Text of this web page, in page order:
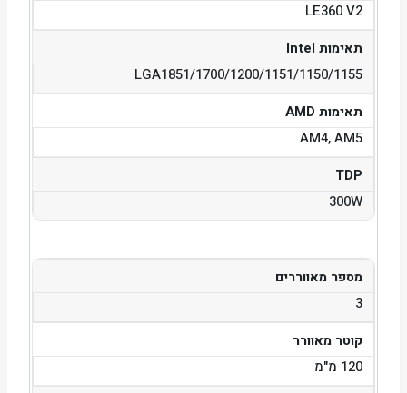
LE360 V2
תאימות Intel
LGA1851/1700/1200/1151/1150/1155
תאימות AMD
AM4, AM5
TDP
300W
מספר מאווררים
3
קוטר מאוורר
120 מ"מ